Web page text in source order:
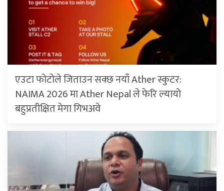
एउटा फोटोले जिताउन सक्छ नयाँ Ather स्कुटर:
NAIMA 2026 मा Ather Nepal ले फेरि ल्यायो
बहुप्रतीक्षित मेगा गिभअवे